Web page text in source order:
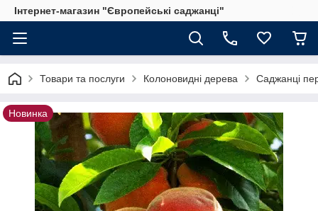
Інтернет-магазин "Європейські саджанці"
Товари та послуги Колоновидні дерева Саджанці
Новинка